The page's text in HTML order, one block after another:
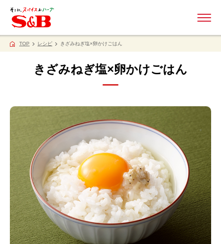
TOP レシピ きざみねぎ塩×卵かけごはん
きざみねぎ塩×卵かけごはん